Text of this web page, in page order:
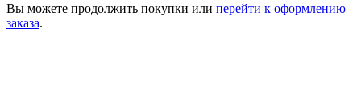
Вы можете продолжить покупки или перейти к оформлению
заказа.